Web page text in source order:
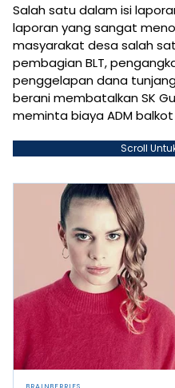
Salah satu dalam isi
laporan yang sangat
masyarakat desa salah
pembagian BLT,
penggelapan dana
berani membatalkan SK
meminta biaya ADM
Scroll